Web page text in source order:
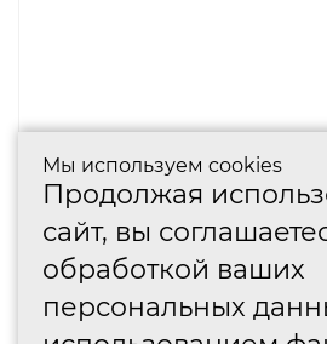
Мы используем cookies
Продолжая
сайт, вы
обработкой ваших
персональных